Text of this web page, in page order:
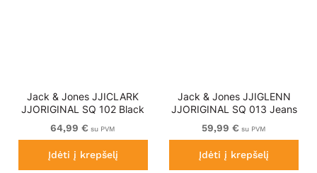
Jack & Jones JJICLARK
JJORIGINAL SQ 102 Black
Denim
64,99 € su PVM
Įdėti į krepšelį
Jack & Jones JJIGLENN
JJORIGINAL SQ 013 Jeans
Blue Denim
59,99 € su PVM
Įdėti į krepšelį